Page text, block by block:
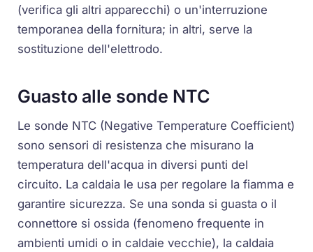
(verifica gli altri apparecchi) o un'interruzione
temporanea della fornitura; in altri, serve la
sostituzione dell'elettrodo.
Guasto alle sonde NTC
Le sonde NTC (Negative Temperature Coefficient)
sono sensori di resistenza che misurano la
temperatura dell'acqua in diversi punti del
circuito. La caldaia le usa per regolare la fiamma e
garantire sicurezza. Se una sonda si guasta o il
connettore si ossida (fenomeno frequente in
ambienti umidi o in caldaie vecchie), la caldaia